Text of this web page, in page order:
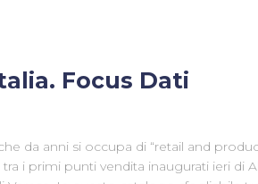
Focus Dati
da anni si occupa di “retail and
i primi punti vendita inaugurati ieri di